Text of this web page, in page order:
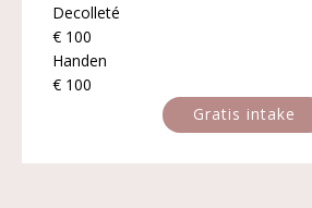
Decolleté
€ 100
Handen
€ 100
Gratis intake